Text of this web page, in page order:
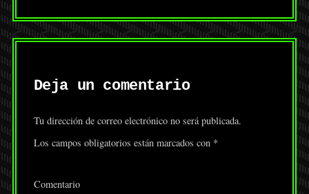
Deja un comentario
Tu dirección de correo electrónico no será publicada.
Los campos obligatorios están marcados con *
Comentario